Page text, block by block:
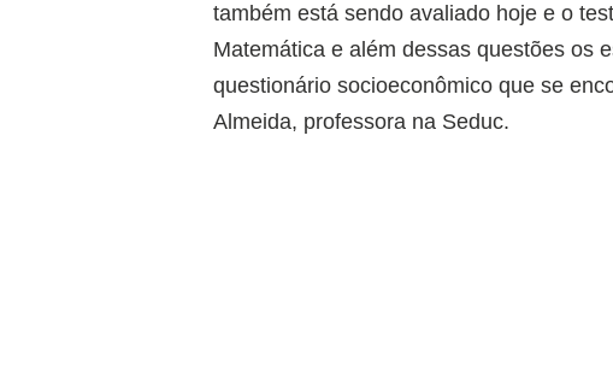
também está sendo avaliado hoje e o
Matemática e além dessas questões os
questionário socioeconômico que se
Almeida, professora na Seduc.